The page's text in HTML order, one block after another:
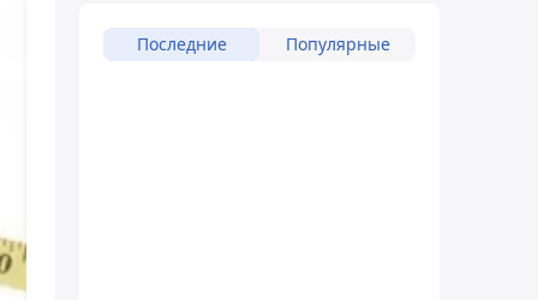
Последние Популярные